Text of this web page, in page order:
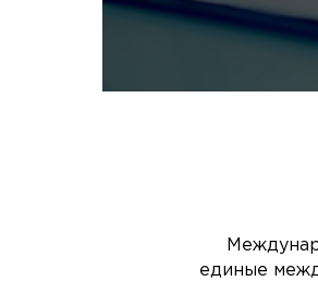
единые